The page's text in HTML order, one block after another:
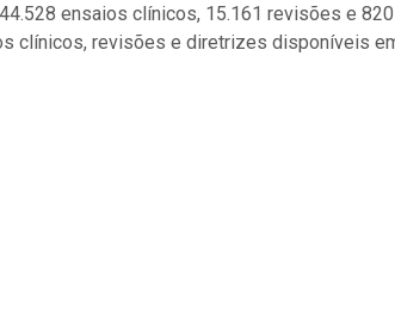
ensaios clínicos, 15.161 revisões e 820
clínicos, revisões e diretrizes disponíveis